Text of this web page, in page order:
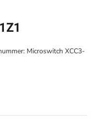
Microswitch XCC3-